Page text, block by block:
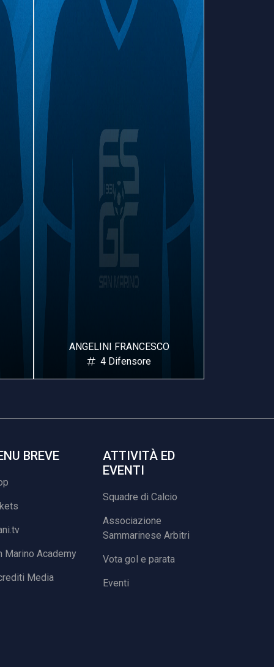
ANGELINI FRANCESCO
4 Difensore
BREVE
Marino Academy
Media
ATTIVITÀ ED
EVENTI
Squadre di Calcio
Associazione
Sammarinese Arbitri
Vota gol e parata
Eventi